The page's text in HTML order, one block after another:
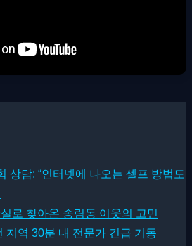
상담: “인터넷에 나오는 셀프 방법도
로 찾아온 송림동 이웃의 고민
지역 30분 내 전문가 긴급 기동